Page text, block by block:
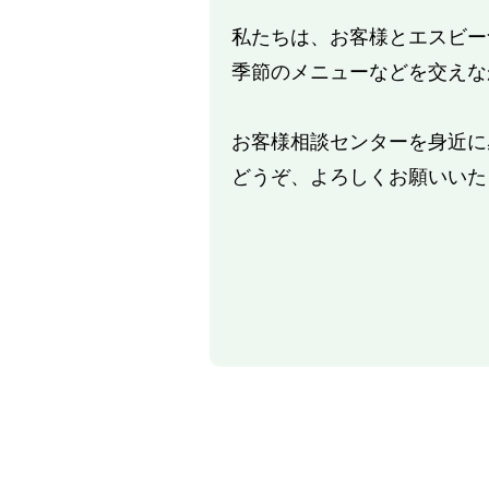
私たちは、お客様とエスビ
季節のメニューなどを交え
お客様相談センターを身近
どうぞ、よろしくお願いい